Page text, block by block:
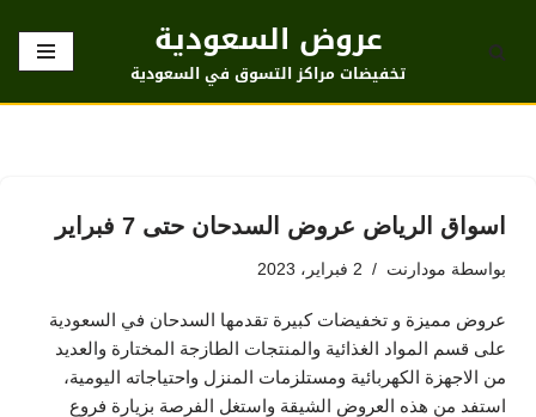
تخطى
عروض السعودية
تخفيضات مراكز التسوق في السعودية
اسواق الرياض عروض السدحان حتى 7 فبراير
بواسطة مودارنت 2 فبراير، 2023
عروض مميزة و تخفيضات كبيرة تقدمها السدحان في السعودية
على قسم المواد الغذائية والمنتجات الطازجة المختارة والعديد
من الاجهزة الكهربائية ومستلزمات المنزل واحتياجاته اليومية،
استفد من هذه العروض الشيقة واستغل الفرصة بزيارة فروع